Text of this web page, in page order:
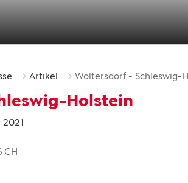
Artikel Woltersdorf - Schleswig-
Holstein
CH